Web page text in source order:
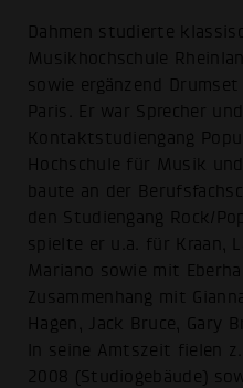
Dahmen studierte
Musikhochschule
sowie ergänzend
Paris. Er war Sprecher
Kontaktstudiengang
Hochschule für Musik
baute an der
den Studiengang Rock/
spielte er u.a. für Kraan,
Mariano sowie mit
Zusammenhang mit
Hagen, Jack Bruce, Gary
In seine Amtszeit fielen
2008 (Studiogebäude)